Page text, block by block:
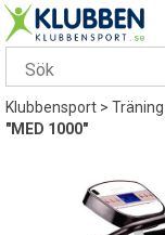
Klubbensport>Träning
"MED 1000"